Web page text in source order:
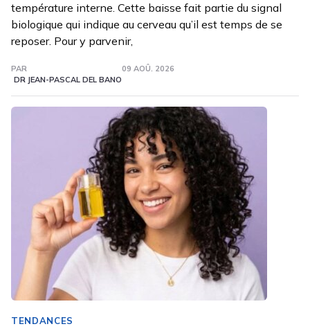
température interne. Cette baisse fait partie du signal
biologique qui indique au cerveau qu’il est temps de se
reposer. Pour y parvenir,
PAR
DR JEAN-PASCAL DEL BANO
09 AOÛ. 2026
TENDANCES